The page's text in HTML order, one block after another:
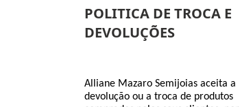
POLITICADE TROCA E
DEVOLUÇÕES
Alliane Mazaro Semijoiasaceita a
devolução ou a troca de produtos